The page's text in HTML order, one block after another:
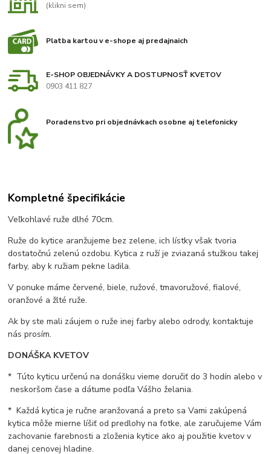
(klikni sem)
Platba kartou v e-shope aj predajnaich
E-SHOP OBJEDNÁVKY A DOSTUPNOSŤ KVETOV
0903 411 827
Poradenstvo pri objednávkach osobne aj telefonicky
Kompletné špecifikácie
Veľkohlavé ruže dlhé 70cm.
Ruže do kytice aranžujeme bez zelene, ich lístky však tvoria
dostatočnú zelenú ozdobu. Kytica z ruží je zviazaná stužkou takej
farby, aby k ružiam pekne ladila.
V ponuke máme červené, biele, ružové, tmavoružové, fialové,
oranžové a žlté ruže.
Ak by ste mali záujem o ruže inej farby alebo odrody, kontaktuje
nás prosím.
DONÁŠKA KVETOV
* Túto kyticu určenú na donášku vieme doručiť do 3 hodín alebo v
neskoršom čase a dátume podľa Vášho želania.
* Každá kytica je ručne aranžovaná a preto sa Vami zakúpená
kytica môže mierne líšiť od predlohy na fotke, ale zaručujeme Vám
zachovanie farebnosti a zloženia kytice ako aj použitie kvetov v
danej cenovej hladine.